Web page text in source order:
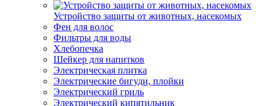
Устройство защиты от животных, насекомых
Фен для волос
Фильтры для воды
Хлебопечка
Шейкер для напитков
Электрическая плитка
Электрические бигуди, плойки
Электрический гриль
Электрический кипятильник